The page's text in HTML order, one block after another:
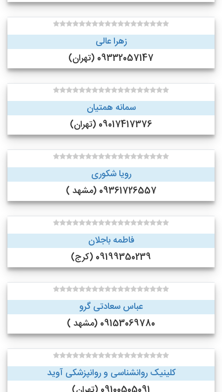
زهرا عالی
09332057147 (تهران)
سمانه همتیان
09017417376 (تهران)
رویا شکوری
09361726557 (مشهد )
فاطمه باجلان
09199350239 (کرج)
عباس سعادتی گرو
09153069780 (مشهد )
کلینیک روانشناسی و روانپزشکی آوید